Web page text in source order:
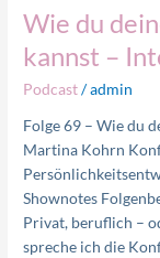
Wie du
kannst –
Podcast/admin
Folge 69 – Wie du
Martina Kohrn
Shownotes
Privat, beruflich –
spreche ich die